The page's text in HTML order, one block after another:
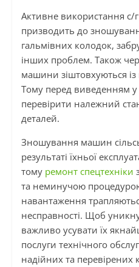
Активне використання с/
призводить до
гальмівних колодок,
інших проблем. Також
машини зіштовхуються
Тому перед виведенням
перевірити належний стан
деталей.
Зношування машин
результаті їхньої
тому ремонт спецтехніки
та неминучою
навантаження
несправності. Щоб
важливо усувати їх
послуги технічного
надійних та перевірених